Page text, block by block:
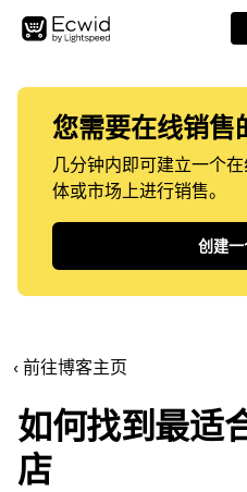
您需要在线销售
几分钟内即可建立一个
体或市场上进行销售。
创建
‹ 前往博客主页
如何找到最适
店